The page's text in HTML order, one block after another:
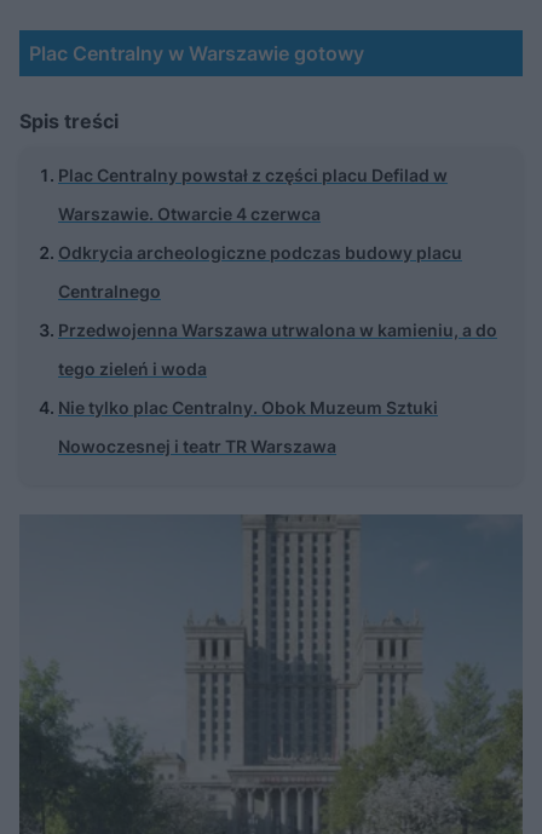
Plac Centralny w Warszawie gotowy
Spis treści
Plac Centralny powstał z części placu Defilad w
Warszawie. Otwarcie 4 czerwca
Odkrycia archeologiczne podczas budowy placu
Centralnego
Przedwojenna Warszawa utrwalona w kamieniu, a do
tego zieleń i woda
Nie tylko plac Centralny. Obok Muzeum Sztuki
Nowoczesnej i teatr TR Warszawa